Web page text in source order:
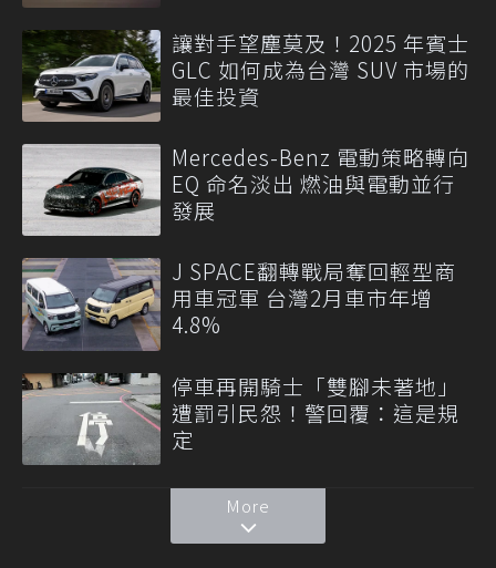
讓對手望塵莫及！2025 年賓士
GLC 如何成為台灣 SUV 市場的
最佳投資
Mercedes-Benz 電動策略轉向
EQ 命名淡出 燃油與電動並行
發展
J SPACE翻轉戰局奪回輕型商
用車冠軍 台灣2月車市年增
4.8%
停車再開騎士「雙腳未著地」
遭罰引民怨！警回覆：這是規
定
More